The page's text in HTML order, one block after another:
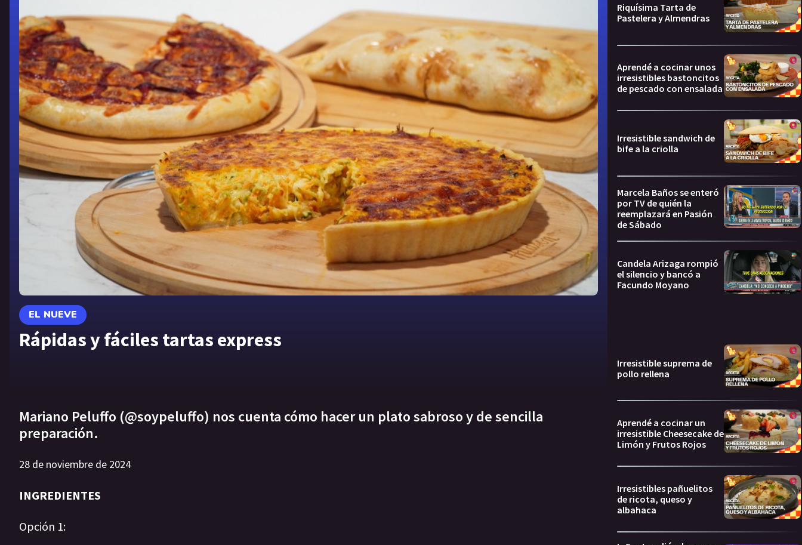
EL NUEVE
Rápidas y fáciles tartas express
Mariano Peluffo (@soypeluffo) nos cuenta cómo hacer un plato sabroso y de sencilla
preparación.
28 de noviembre de 2024
INGREDIENTES
Opción 1:
Riquísima Tarta de
Pastelera y Almendras
Aprendé a cocinar unos
irresistibles bastoncitos
de pescado con ensalada
Irresistible sandwich de
bife a la criolla
Marcela Baños se enteró
por TV de quién la
reemplazará en Pasión
de Sábado
Candela Arizaga rompió
el silencio y bancó a
Facundo Moyano
Irresistible suprema de
pollo rellena
Aprendé a cocinar un
irresistible Cheesecake de
Limón y Frutos Rojos
Irresistibles pañuelitos
de ricota, queso y
albahaca